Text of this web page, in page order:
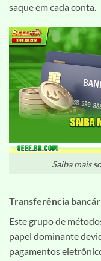
saque em cada conta.
Saiba mais
Transferência
Este grupo de
papel dominante
pagamentos